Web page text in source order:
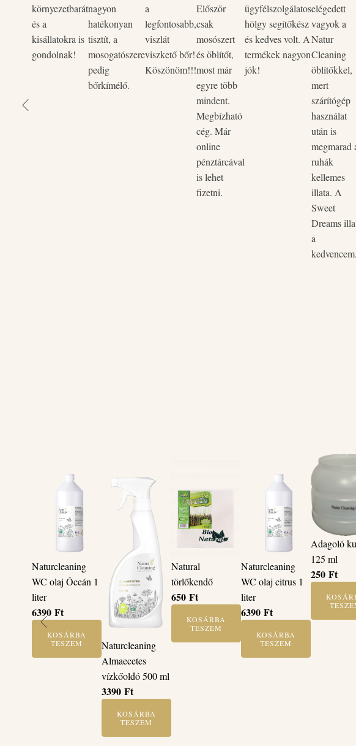
környezetbarát
és a
kisállatokra is
gondolnak!
nagyon
hatékonyan
tisztít, a
mosogatószere
pedig
bőrkímélő.
a
legfontosabb,
viszlát
viszkető bőr!
Köszönöm!!!
Először
csak
mosószert
és öblítőt,
most már
egyre több
mindent.
Megbízható
cég. Már
online
pénztárcával
is lehet
fizetni.
ügyfélszolgálatos
hölgy segítőkész
és kedves volt. A
termékek nagyon
jók!
elégedett
vagyok a
Natur
Cleaning
öblítőkkel,
mert
szárítógép
használat
után is
megmarad
ruhák
kellemes
illata. A
Sweet
Dreams
a
kedvencem.
Naturcleaning
WC olaj Óceán 1
liter
6390 Ft
KOSÁRBA
TESZEM
Naturcleaning
Almaecetes
vízkőoldó 500 ml
3390 Ft
KOSÁRBA
TESZEM
Natural
törlőkendő
650 Ft
KOSÁRBA
TESZEM
Naturcleaning
WC olaj citrus 1
liter
6390 Ft
KOSÁRBA
TESZEM
Adagoló
125 ml
250 Ft